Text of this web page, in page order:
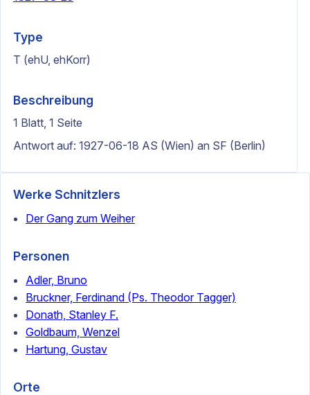
Type
T (ehU, ehKorr)
Beschreibung
1 Blatt, 1 Seite
Antwort auf: 1927-06-18 AS (Wien) an SF (Berlin)
Werke Schnitzlers
Der Gang zum Weiher
Personen
Adler, Bruno
Bruckner, Ferdinand (Ps. Theodor Tagger)
Donath, Stanley F.
Goldbaum, Wenzel
Hartung, Gustav
Orte